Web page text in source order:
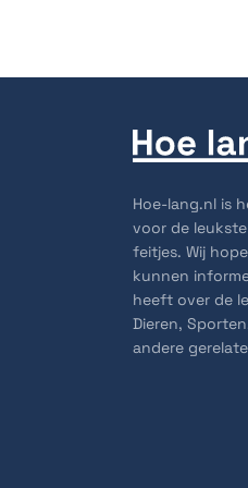
Hoe-lang.nl is
voor de
feitjes. Wij
kunnen
heeft over de
Dieren,
andere